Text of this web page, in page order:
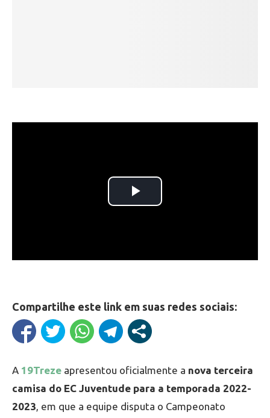
Compartilhe este link em suas redes sociais:
A 19Treze apresentou oficialmente a nova terceira
camisa do EC Juventude para a temporada 2022-
2023, em que a equipe disputa o Campeonato